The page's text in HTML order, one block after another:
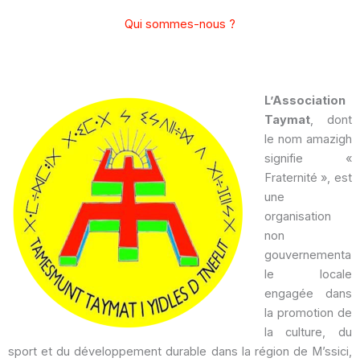
Qui sommes-nous ?
L’Association
Taymat, dont
le nom amazigh
signifie «
Fraternité », est
une
organisation
non
gouvernementa
le locale
engagée dans
la promotion de
la culture, du
sport et du développement durable dans la région de M’ssici,